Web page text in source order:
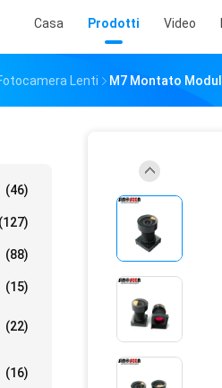
Casa Prodotti Video
Lenti M7 Montato
(46)
(127)
(88)
(15)
(22)
(16)